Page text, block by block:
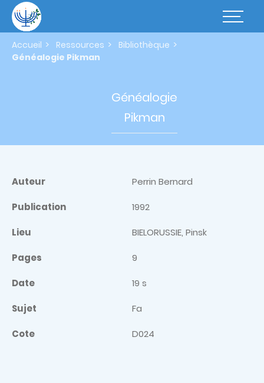
contenu
principal
Basculer
Accueil Ressources
Bibliothèque
Généalogie Pikman
Généalogie
Pikman
Auteur Perrin Bernard
Publication 1992
Lieu BIELORUSSIE, Pinsk
Pages 9
Date 19 s
Sujet Fa
Cote D024